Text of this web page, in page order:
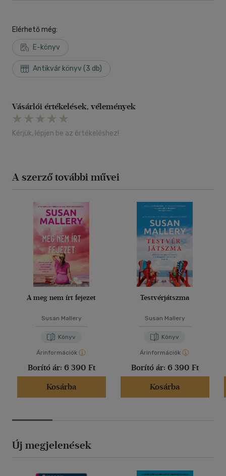
Elérhető még:
E-könyv
Antikvár könyv (3 db)
Vásárlói értékelések, vélemények
Kérjük, lépjen be az értékeléshez!
A szerző további művei
A meg nem írt fejezet
Susan Mallery
Könyv
Árinformációk
Borító ár: 6 390 Ft
Kosárba
Testvérjátszma
Susan Mallery
Könyv
Árinformációk
Borító ár: 6 390 Ft
Kosárba
Új megjelenések